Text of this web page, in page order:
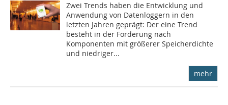
Zwei Trends haben die Entwicklung und
Anwendung von Daten­loggern in den
letzten Jahren geprägt: Der eine Trend
besteht in der Forderung nach
Komponenten mit größerer Speicherdichte
und niedriger...
mehr